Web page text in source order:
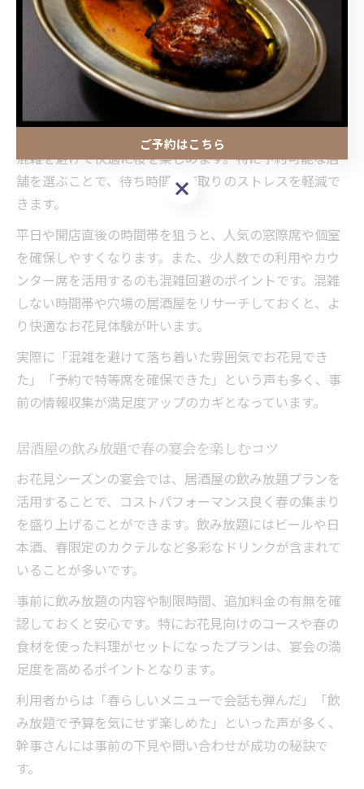
み会、デートなどシーンに合わせた席やプランを選ぶこ
とで、満足度の高いお花見体験が実現します。
混雑しない居酒屋利用で快適お花見体験
春のお花見シーズンは井の頭公園や周辺のカフェ・レス
トランも混雑しがちですが、居酒屋を上手に活用すれば
混雑を避けて快適に桜を楽しめます。特に予約可能な店
舗を選ぶことで、待ち時間や席取りのストレスを軽減で
きます。
平日や開店直後の時間帯を狙うと、人気の窓際席や個室
を確保しやすくなります。また、少人数での利用やカウ
ンター席を活用するのも混雑回避のポイントです。混雑
しない時間帯や穴場の居酒屋をリサーチしておくと、よ
り快適なお花見体験が叶います。
実際に「混雑を避けて落ち着いた雰囲気でお花見でき
た」「予約で特等席を確保できた」という声も多く、事
前の情報収集が満足度アップのカギとなっています。
居酒屋の飲み放題で春の宴会を楽しむコツ
お花見シーズンの宴会では、居酒屋の飲み放題プランを
活用することで、コストパフォーマンス良く春の集まり
を盛り上げることができます。飲み放題にはビールや日
本酒、春限定のカクテルなど多彩なドリンクが含まれて
いることが多いです。
事前に飲み放題の内容や制限時間、追加料金の有無を確
認しておくと安心です。特にお花見向けのコースや春の
食材を使った料理がセットになったプランは、宴会の満
足度を高めるポイントとなります。
利用者からは「春らしいメニューで会話も弾んだ」「飲
み放題で予算を気にせず楽しめた」といった声が多く、
幹事さんには事前の下見や問い合わせが成功の秘訣で
す。
ご予約はこちら
ご予約はこちら